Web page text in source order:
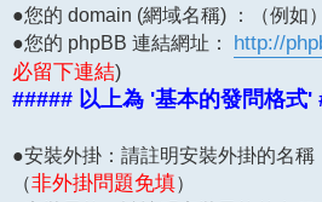
●您的 domain (網域名稱) ：（例如
●您的 phpBB 連結網址：
http://
必留下連結)
##### 以上為 '基本的發問格式'
●安裝外掛：請註明安裝外掛的名
（非外掛問題免填）